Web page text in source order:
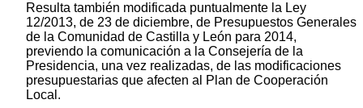
Resulta también modificada puntualmente la Ley
12/2013, de 23 de diciembre, de Presupuestos Generales
de la Comunidad de Castilla y León para 2014,
previendo la comunicación a la Consejería de la
Presidencia, una vez realizadas, de las modificaciones
presupuestarias que afecten al Plan de Cooperación
Local.